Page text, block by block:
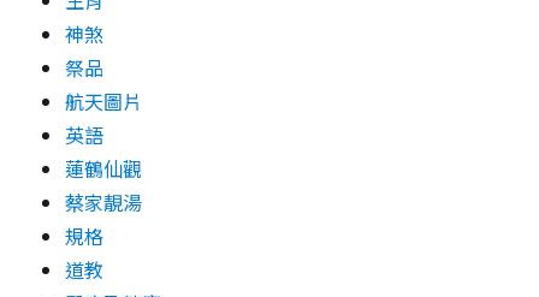
神煞
祭品
航天圖片
英語
蓮鶴仙觀
蔡家靚湯
規格
道教